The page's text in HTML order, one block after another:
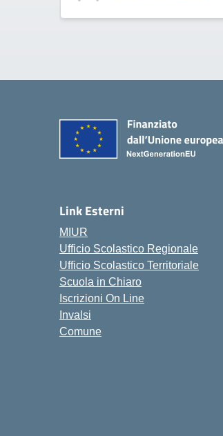
Link Esterni
MIUR
Ufficio Scolastico Regionale
Ufficio Scolastico Territoriale
Scuola in Chiaro
Iscrizioni On Line
Invalsi
Comune